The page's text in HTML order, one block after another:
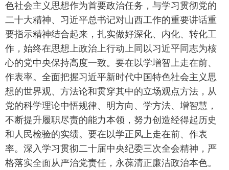
色社会主义思想作为首要政治任务，与学习贯彻党的
二十大精神、习近平总书记对山西工作的重要讲话重
要指示精神结合起来，扎实做好深化、内化、转化工
作，始终在思想上政治上行动上同以习近平同志为核
心的党中央保持高度一致。要在以学增智上走在前、
作表率。全面把握习近平新时代中国特色社会主义思
想的世界观、方法论和贯穿其中的立场观点方法，从
党的科学理论中悟规律、明方向、学方法、增智慧，
不断提升履职尽责的能力本领，努力创造经得起历史
和人民检验的实绩。要在以学正风上走在前、作表
率。深入学习贯彻二十届中央纪委三次全会精神，严
格落实全面从严治党责任，永葆清正廉洁政治本色。